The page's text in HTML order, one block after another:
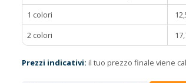
1 colori
2 colori
Prezzi indicativi: il tuo prezzo finale viene